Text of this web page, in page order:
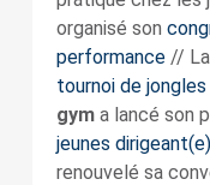
organisé son
performance// La
tournoi de jongles
gyma lancé son
jeunes
renouvelé sa